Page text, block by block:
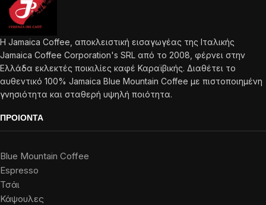
Η Jamaica Coffee, αποκλειστική εισαγωγέας της Ιταλικής
Jamaica Coffee Corporation's SRL από το 2008, φέρνει στην
Ελλάδα εκλεκτές ποικιλίες καφέ Καραϊβικής. Διαθέτει το
αυθεντικό 100% Jamaica Blue Mountain Coffee με πιστοποιημένη
γνησιότητα και σταθερή υψηλή ποιότητα.
ΠΡΟΙΟΝΤΑ
Blue Mountain Coffee
Espresso
Τσάι
Κάψουλες